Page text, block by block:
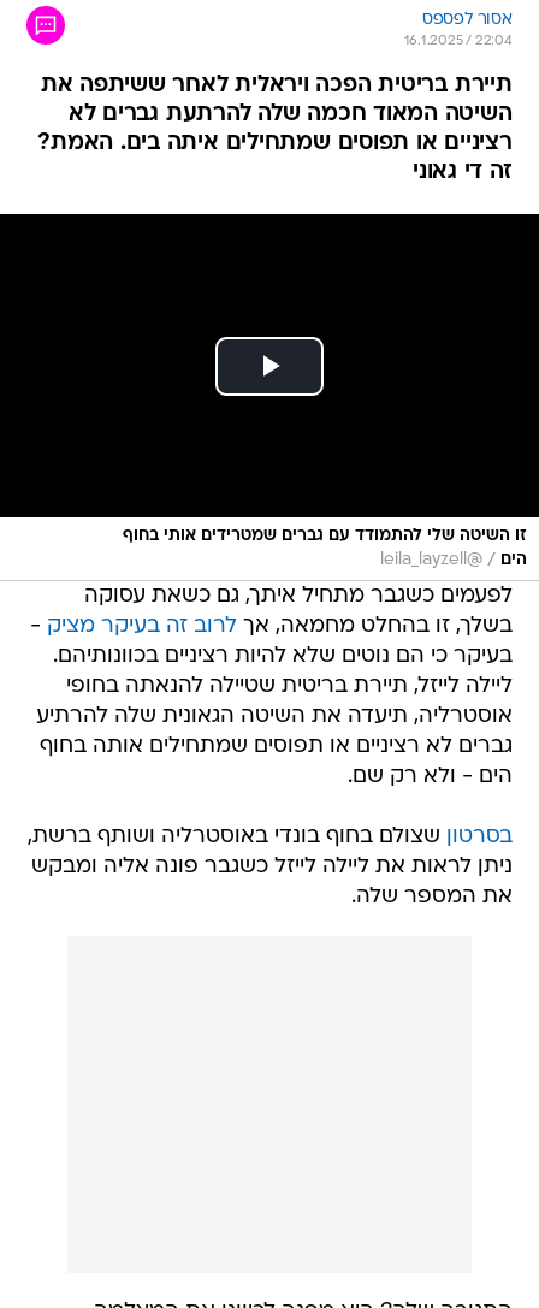
אסור לפספס
16.1.2025 / 22:04
תיירת בריטית הפכה ויראלית לאחר ששיתפה את
השיטה המאוד חכמה שלה להרתעת גברים לא
רציניים או תפוסים שמתחילים איתה בים. האמת?
זה די גאוני
זו השיטה שלי להתמודד עם גברים שמטרידים אותי בחוף
הים
/
@leila_layzell
לפעמים כשגבר מתחיל איתך, גם כשאת עסוקה
בשלך, זו בהחלט מחמאה, אךלרוב זה בעיקר מציק -
בעיקר כי הם נוטים שלא להיות רציניים בכוונותיהם.
ליילה לייזל, תיירת בריטית שטיילה להנאתה בחופי
אוסטרליה, תיעדה את השיטה הגאונית שלה להרתיע
גברים לא רציניים או תפוסים שמתחילים אותה בחוף
הים - ולא רק שם.
בסרטון
שצולם בחוף בונדי באוסטרליה ושותף ברשת,
ניתן לראות את ליילה לייזל כשגבר פונה אליה ומבקש
את המספר שלה.